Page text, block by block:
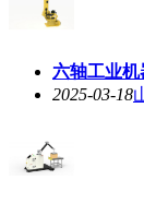
六轴工业
2025-03-18